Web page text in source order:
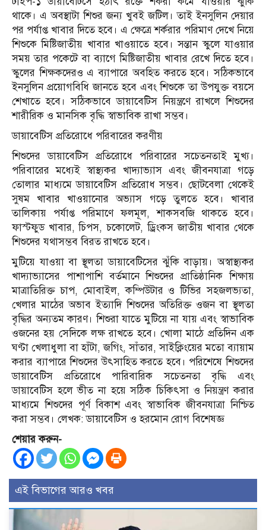
থাকে। এ অবস্থাটা শিশুর জন্য খুবই জটিল। তাই ইনসুলিন দেয়ার
পর পর্যাপ্ত খাবার দিতে হবে। এ ক্ষেত্রে শর্করার পরিমাণ দেখে নিয়ে
শিশুকে মিষ্টিজাতীয় খাবার খাওয়াতে হবে। সন্তান স্কুলে যাওয়ার
সময় তার পকেটে বা ব্যাগে মিষ্টিজাতীয় খাবার রেখে দিতে হবে।
স্কুলের শিক্ষকদেরও এ ব্যাপারে অবহিত করতে হবে। সঠিকভাবে
ইনসুলিন প্রয়োগবিধি জানতে হবে এবং শিশুকে তা উপযুক্ত বয়সে
শেখাতে হবে। সঠিকভাবে ডায়াবেটিস নিয়ন্ত্রণে রাখলে শিশুদের
শারীরিক ও মানসিক বৃদ্ধি স্বাভাবিক রাখা সম্ভব।
ডায়াবেটিস প্রতিরোধে পরিবারের করণীয়
শিশুদের ডায়াবেটিস প্রতিরোধে পরিবারের সচেতনতাই মুখ্য।
পরিবারের মধ্যেই স্বাস্থ্যকর খাদ্যাভ্যাস এবং জীবনযাত্রা গড়ে
তোলার মাধ্যমে ডায়াবেটিস প্রতিরোধ সম্ভব। ছোটবেলা থেকেই
সুষম খাবার খাওয়ানোর অভ্যাস গড়ে তুলতে হবে। খাবার
তালিকায় পর্যাপ্ত পরিমাণে ফলমূল, শাকসবজি থাকতে হবে।
ফাস্টফুড খাবার, চিপস, চকোলেট, ড্রিংকস জাতীয় খাবার থেকে
শিশুদের যথাসম্ভব বিরত রাখতে হবে।
মুটিয়ে যাওয়া বা স্থূলতা ডায়াবেটিসের ঝুঁকি বাড়ায়। অস্বাস্থ্যকর
খাদ্যাভ্যাসের পাশাপাশি বর্তমানে শিশুদের প্রাতিষ্ঠানিক শিক্ষায়
মাত্রাতিরিক্ত চাপ, মোবাইল, কম্পিউটার ও টিভির সহজলভ্যতা,
খেলার মাঠের অভাব ইত্যাদি শিশুদের অতিরিক্ত ওজন বা স্থূলতা
বৃদ্ধির অন্যতম কারণ। শিশুরা যাতে মুটিয়ে না যায় এবং স্বাভাবিক
ওজনের হয় সেদিকে লক্ষ রাখতে হবে। খোলা মাঠে প্রতিদিন এক
ঘণ্টা খেলাধুলা বা হাঁটা, জগিং, সাঁতার, সাইক্লিংয়ের মতো ব্যায়াম
করার ব্যাপারে শিশুদের উৎসাহিত করতে হবে। পরিশেষে শিশুদের
ডায়াবেটিস প্রতিরোধে পারিবারিক সচেতনতা বৃদ্ধি এবং
ডায়াবেটিস হলে ভীত না হয়ে সঠিক চিকিৎসা ও নিয়ন্ত্রণ করার
মাধ্যমে শিশুদের পূর্ণ বিকাশ এবং স্বাভাবিক জীবনযাত্রা নিশ্চিত
করা সম্ভব। লেখক: ডায়াবেটিস ও হরমোন রোগ বিশেষজ্ঞ
শেয়ার করুন-
এই বিভাগের আরও খবর